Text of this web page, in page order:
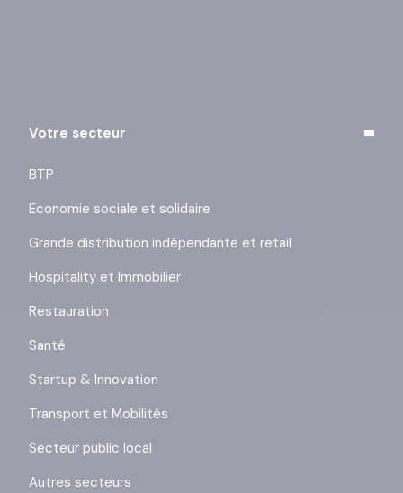
Votre secteur
BTP
Economie sociale et solidaire
Grande distribution indépendante et retail
Hospitality et Immobilier
Restauration
Santé
Startup & Innovation
Transport et Mobilités
Secteur public local
Autres secteurs